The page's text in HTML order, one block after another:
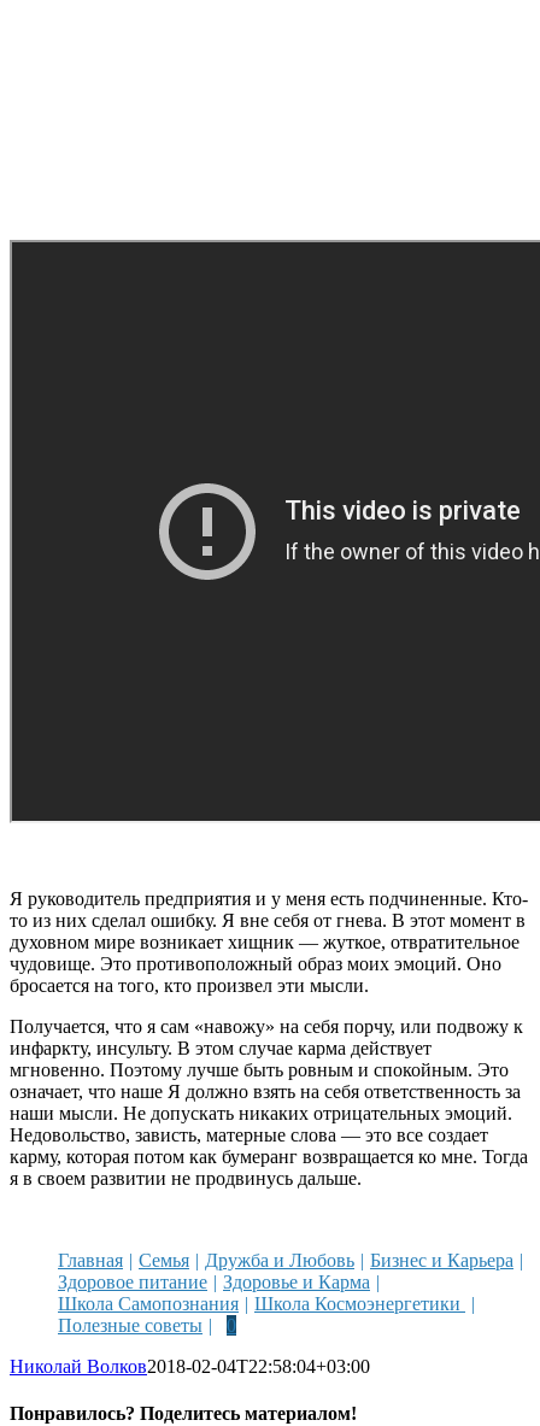
Я руководитель предприятия и у меня есть подчиненные. Кто-
то из них сделал ошибку. Я вне себя от гнева. В этот момент в
духовном мире возникает хищник — жуткое, отвратительное
чудовище. Это противоположный образ моих эмоций. Оно
бросается на того, кто произвел эти мысли.
Получается, что я сам «навожу» на себя порчу, или подвожу к
инфаркту, инсульту. В этом случае карма действует
мгновенно. Поэтому лучше быть ровным и спокойным. Это
означает, что наше Я должно взять на себя ответственность за
наши мысли. Не допускать никаких отрицательных эмоций.
Недовольство, зависть, матерные слова — это все создает
карму, которая потом как бумеранг возвращается ко мне. Тогда
я в своем развитии не продвинусь дальше.
Главная Семья Дружба и Любовь
Бизнес и Карьера
Здоровое питание
Здоровье и Карма
Школа Самопознания
Школа Космоэнергетики
Полезные советы
0
Николай Волков2018-02-04T22:58:04+03:00
Понравилось? Поделитесь материалом!